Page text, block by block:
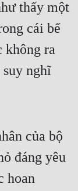
thấy một
cái bể
không ra
nghĩ
của bộ
đáng yêu
hoan